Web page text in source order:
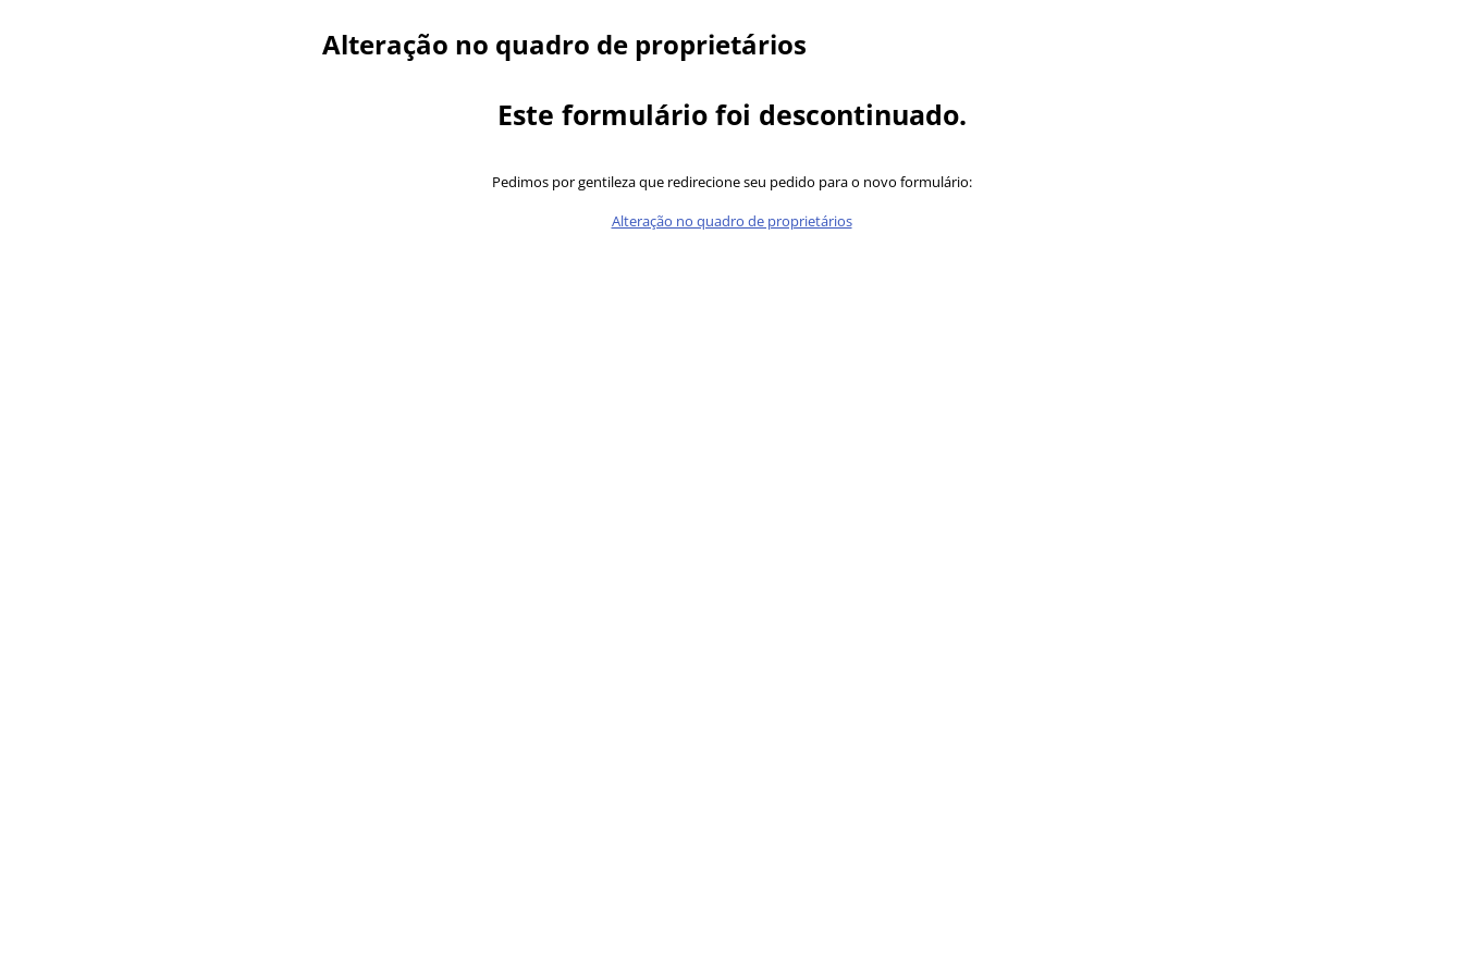
Alteração no quadro de proprietários
Este formulário foi descontinuado.
Pedimos por gentileza que redirecione seu pedido para o novo formulário:
Alteração no quadro de proprietários